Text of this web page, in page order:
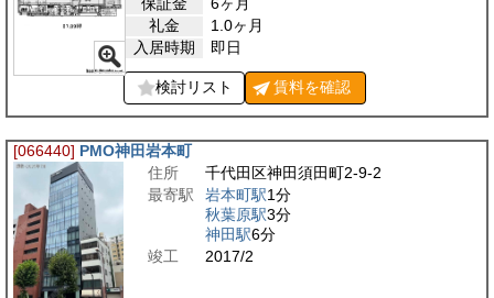
礼金
1.0ヶ月
入居時期
即日
検討リスト 賃料を確認
[066440] PMO神田岩本町
住所
千代田区神田須田町2-9-2
最寄駅
岩本町駅1分
秋葉原駅3分
神田駅6分
竣工
2017/2